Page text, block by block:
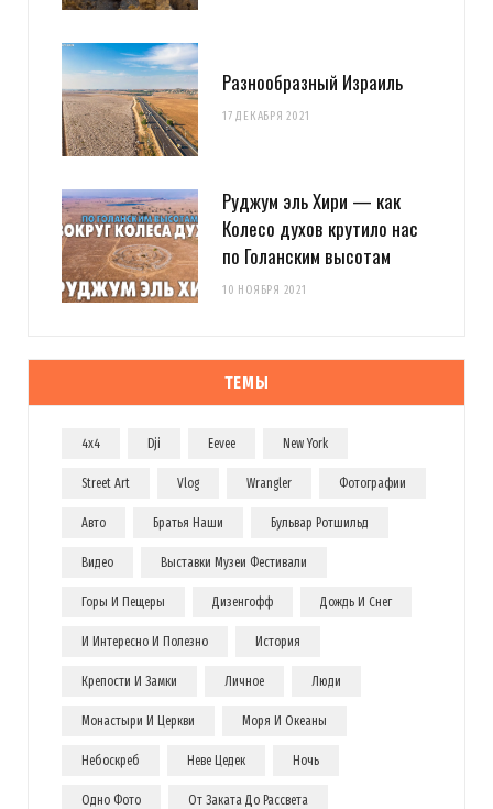
Разнообразный Израиль
17 ДЕКАБРЯ 2021
Руджум эль Хири — как
Колесо духов крутило нас
по Голанским высотам
10 НОЯБРЯ 2021
ТЕМЫ
4x4 Dji Eevee New York
Street Art Vlog Wrangler Фотографии
Авто Братья Наши Бульвар Ротшильд
Видео Выставки Музеи Фестивали
Горы И Пещеры Дизенгофф Дождь И Снег
И Интересно И Полезно История
Крепости И Замки Личное Люди
Монастыри И Церкви Моря И Океаны
Небоскреб Неве Цедек Ночь
Одно Фото От Заката До Рассвета